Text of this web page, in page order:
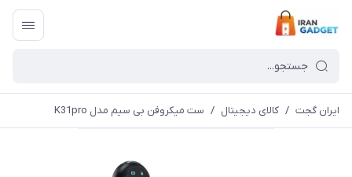
ایران گجت / کالای دیجیتال / ست میکروفن بی سیم مدل K31pro